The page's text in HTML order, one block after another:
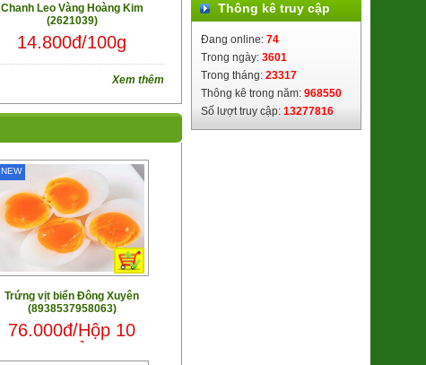
Chanh Leo Vàng Hoàng Kim
(2621039)
14.800đ/100g
Xem thêm
Trứng vịt biển Đông Xuyên
(8938537958063)
76.000đ/Hộp 10
quả
NEW
Gạo Cốm Sữa ST25 (Túi 5kg)
Thông kê truy cập
Đang online: 74
Trong ngày: 3601
Trong tháng: 23317
Thông kê trong năm: 968550
Số lượt truy cập: 13277816